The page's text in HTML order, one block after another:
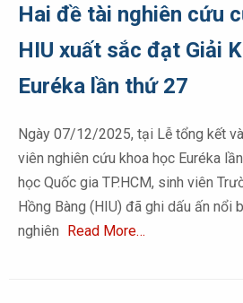
Hai đề tài nghiên cứu
HIU xuất sắc đạt Giải
Euréka lần thứ 27
Ngày 07/12/2025, tại Lễ tổng kết
viên nghiên cứu khoa học Euréka
học Quốc gia TP.HCM, sinh viên
Hồng Bàng (HIU) đã ghi dấu ấn nổi
nghiên Read More…